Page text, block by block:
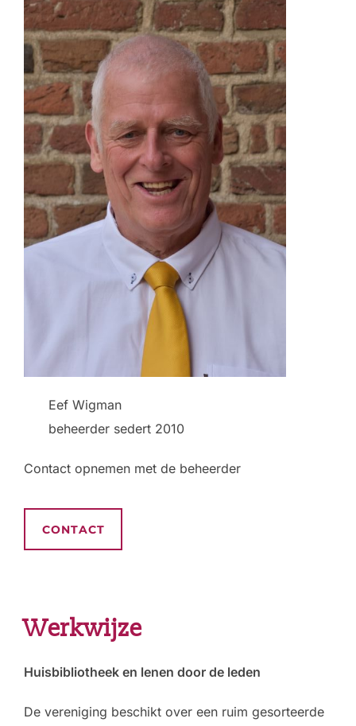
Eef Wigman
beheerder sedert 2010
Contact opnemen met de beheerder
CONTACT
Werkwijze
Huisbibliotheek en lenen door de leden
De vereniging beschikt over een ruim gesorteerde